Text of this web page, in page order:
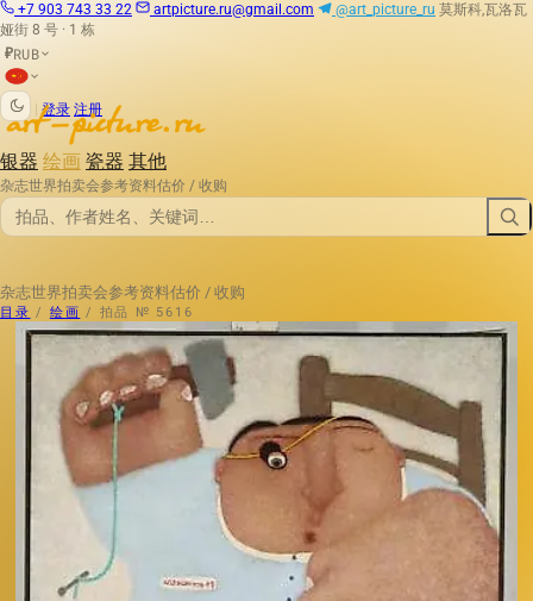
+7 903 743 33 22 artpicture.ru@gmail.com @art_picture_ru 莫斯科,瓦洛瓦
娅街 8 号 · 1 栋
₽RUB
登录 注册
银器 绘画 瓷器 其他
杂志世界拍卖会参考资料估价 / 收购
杂志世界拍卖会参考资料估价 / 收购
目录 / 绘画 / 拍品 № 5616